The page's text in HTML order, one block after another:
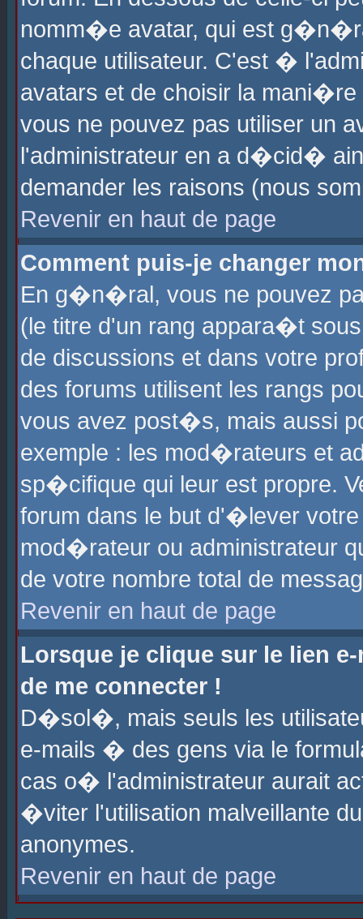
nomm�e avatar, qui est
chaque utilisateur. C'est �
avatars et de choisir la
vous ne pouvez pas utiliser un
l'administrateur en a d�cid�
demander les raisons (nous
Revenir en haut de page
Comment puis-je changer
En g�n�ral, vous ne pouvez
(le titre d'un rang appara�t
de discussions et dans votre
des forums utilisent les rangs
vous avez post�s, mais aussi
exemple : les mod�rateurs et
sp�cifique qui leur est propre.
forum dans le but d'�lever
mod�rateur ou administrateur
de votre nombre total de
Revenir en haut de page
Lorsque je clique sur le lien
de me connecter !
D�sol�, mais seuls les
e-mails � des gens via le
cas o� l'administrateur aurait
�viter l'utilisation malveillante
anonymes.
Revenir en haut de page